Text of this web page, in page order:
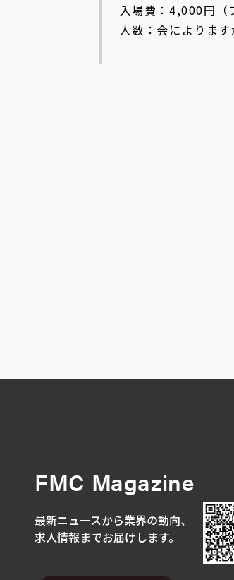
入場費：4,000円（
人数：会によりま
FMC Magazine
最新ニュースから業界の動向、
求人情報までお届けします。